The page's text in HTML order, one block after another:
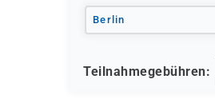
Berlin
Teilnahmegebühren: